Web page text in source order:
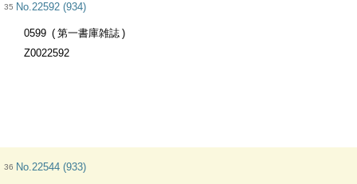
35 No.22592 (934)
0599
第一書庫雑誌
Z0022592
36 No.22544 (933)